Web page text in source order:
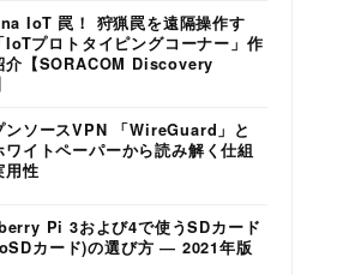
IoT 罠！ 狩猟罠を遠隔操作す
IoTプロトタイピングコーナー」作
介【SORACOM Discovery
ンソースVPN 「WireGuard」と
ワイトペーパーから読み解く仕組
用性
Pi 3および4で使うSDカード
カード)の選び方 ― 2021年版